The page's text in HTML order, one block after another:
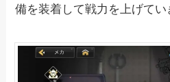
備を装着して戦力を上げてい